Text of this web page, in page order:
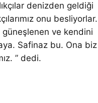
denizden geldiği
onu besliyorlar.
güneşlenen ve kendini
Safinaz bu. Ona biz
” dedi.